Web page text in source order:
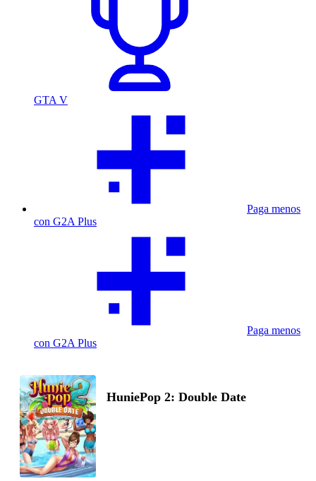
GTA V
Paga menos
con G2A Plus
Paga menos
con G2A Plus
HuniePop 2: Double Date